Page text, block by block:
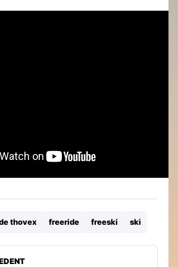
thovex freeride freeski ski